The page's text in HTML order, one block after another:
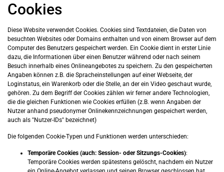
Cookies
Diese Website verwendet Cookies. Cookies sind Textdateien, die Daten von
besuchten Websites oder Domains enthalten und von einem Browser auf dem
Computer des Benutzers gespeichert werden. Ein Cookie dient in erster Linie
dazu, die Informationen über einen Benutzer während oder nach seinem
Besuch innerhalb eines Onlineangebotes zu speichern. Zu den gespeicherten
Angaben können z.B. die Spracheinstellungen auf einer Webseite, der
Loginstatus, ein Warenkorb oder die Stelle, an der ein Video geschaut wurde,
gehören. Zu dem Begriff der Cookies zählen wir ferner andere Technologien,
die die gleichen Funktionen wie Cookies erfüllen (z.B. wenn Angaben der
Nutzer anhand pseudonymer Onlinekennzeichnungen gespeichert werden,
auch als "Nutzer-IDs" bezeichnet)
Die folgenden Cookie-Typen und Funktionen werden unterschieden:
Temporäre Cookies (auch: Session- oder Sitzungs-Cookies):
Temporäre Cookies werden spätestens gelöscht, nachdem ein Nutzer